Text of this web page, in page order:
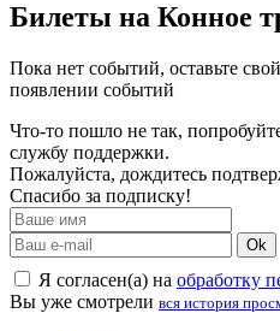
Билеты на Конное
Пока нет событий, оставьте
появлении событий
Что-то пошло не так,
службу поддержки.
Пожалуйста, дождитесь
Спасибо за подписку!
Ok
Я согласен(а) на обработку
Вы уже смотрели вся история